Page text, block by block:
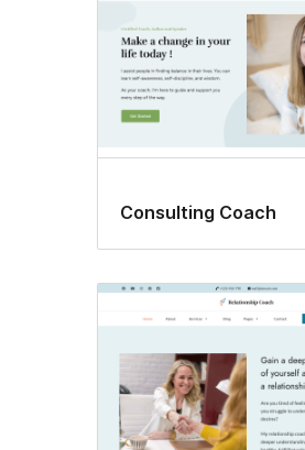
Consulting Coach